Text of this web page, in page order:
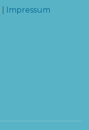
Impressum